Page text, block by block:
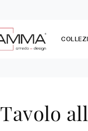
Tavolo